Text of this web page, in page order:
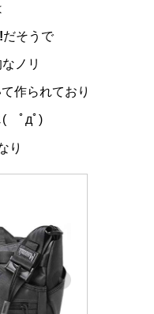
だそうで
ノリ
作られており
( ﾟдﾟ)
り